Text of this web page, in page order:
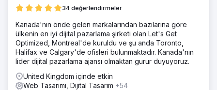
34 değerlendirmeler
Kanada'nın önde gelen markalarından bazılarına göre
ülkenin en iyi dijital pazarlama şirketi olan Let's Get
Optimized, Montreal'de kuruldu ve şu anda Toronto,
Halifax ve Calgary'de ofisleri bulunmaktadır. Kanada'nın
lider dijital pazarlama ajansı olmaktan gurur duyuyoruz.
United Kingdom içinde etkin
Web Tasarımı, Dijital Tasarım +54